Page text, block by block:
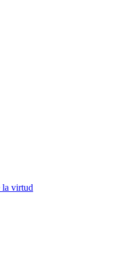
la virtud